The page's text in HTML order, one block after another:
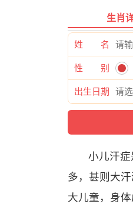
生肖
姓 名
性 别
出生日期
小儿汗
多，甚则大
大儿童，身